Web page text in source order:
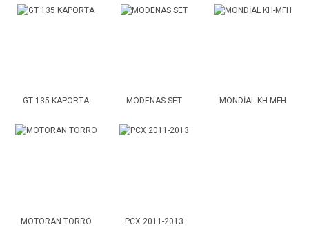
GT 135 KAPORTA MODENAS SET MONDİAL KH-MFH
MOTORAN TORRO PCX 2011-2013